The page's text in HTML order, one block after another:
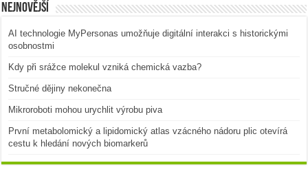
Nejnovější
AI technologie MyPersonas umožňuje digitální interakci s historickými
osobnostmi
Kdy při srážce molekul vzniká chemická vazba?
Stručné dějiny nekonečna
Mikroroboti mohou urychlit výrobu piva
První metabolomický a lipidomický atlas vzácného nádoru plic otevírá
cestu k hledání nových biomarkerů